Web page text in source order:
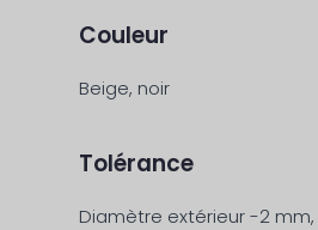
Couleur
Beige, noir
Tolérance
Diamètre extérieur -2